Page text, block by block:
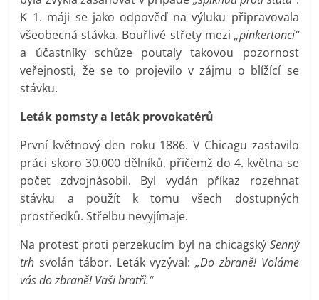
K 1. máji se jako odpověď na výluku připravovala
všeobecná stávka. Bouřlivé střety mezi „pinkertonci“
a účastníky schůze poutaly takovou pozornost
veřejnosti, že se to projevilo v zájmu o blížící se
stávku.
Leták pomsty a leták provokatérů
První květnový den roku 1886. V Chicagu zastavilo
práci skoro 30.000 dělníků, přičemž do 4. května se
počet zdvojnásobil. Byl vydán příkaz rozehnat
stávku a použít k tomu všech dostupných
prostředků. Střelbu nevyjímaje.
Na protest proti perzekucím byl na chicagský Senný
trh svolán tábor. Leták vyzýval:„Do zbraně! Voláme
vás do zbraně! Vaši bratři.“